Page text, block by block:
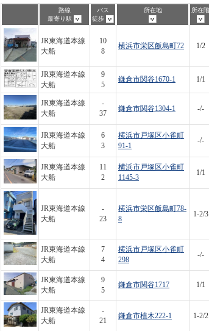
路線
最寄り駅
バス
徒歩
所在地 所在階
JR東海道本線
大船
10
8
横浜市栄区飯島町72 1/2
JR東海道本線
大船
9
5
鎌倉市関谷1670-1 1/1
JR東海道本線
大船
-
37
鎌倉市関谷1304-1 -/-
JR東海道本線
大船
6
3
横浜市戸塚区小雀町
91-1
-/-
JR東海道本線
大船
11
2
横浜市戸塚区小雀町
1145-3
1/1
JR東海道本線
大船
-
23
横浜市栄区飯島町78-
8
1-2/3
JR東海道本線
大船
7
4
横浜市戸塚区小雀町
298
-/-
JR東海道本線
大船
9
5
鎌倉市関谷1717 1/1
JR東海道本線
大船
-
21
鎌倉市植木222-1 1-2/2